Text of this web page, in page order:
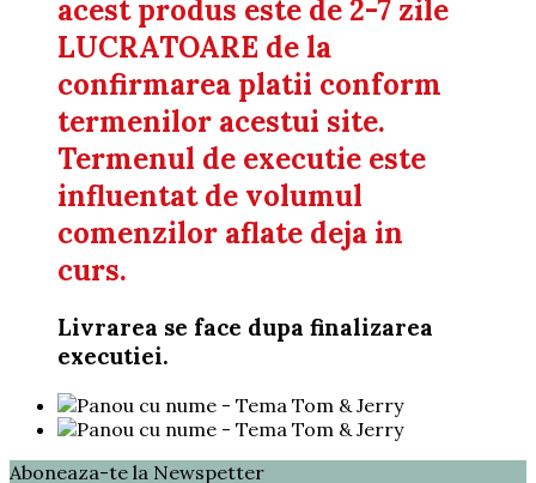
acest produs este de 2-7 zile
LUCRATOARE de la
confirmarea platii conform
termenilor acestui site.
Termenul de executie este
influentat de volumul
comenzilor aflate deja in
curs.
Livrarea se face dupa finalizarea
executiei.
Aboneaza-te la Newspetter